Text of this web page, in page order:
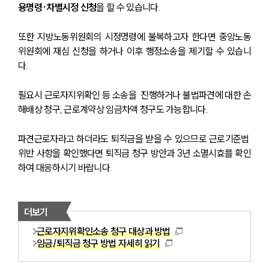
용명령·차별시정 신청을 할 수 있습니다.
또한 지방노동위원회의 시정명령에 불복하고자 한다면 중앙노동
위원회에 재심 신청을 하거나 이후 행정소송을 제기할 수 있습니
다.
필요시 근로자지위확인 등 소송을  진행하거나 불법파견에 대한 손
해배상 청구, 근로계약상 임금차액 청구도 가능합니다.
파견근로자라고 하더라도 퇴직금을 받을 수 있으므로 근로기준법
위반 사항을 확인했다면 퇴직금 청구 방안과 3년 소멸시효를 확인
하여 대응하시기 바랍니다.
더보기
근로자지위확인소송 청구 대상과 방법
임금/퇴직금 청구 방법 자세히 읽기